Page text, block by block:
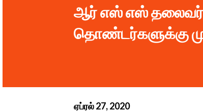
ஆர் எஸ் எஸ்
தொண்டர்களுக்கு
ஏப்ரல் 27, 2020